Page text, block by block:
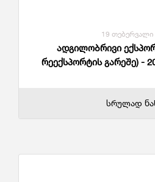
19 თებერვალი
ადგილობრივი
რეექსპორტის გარეშე) -
სრულად